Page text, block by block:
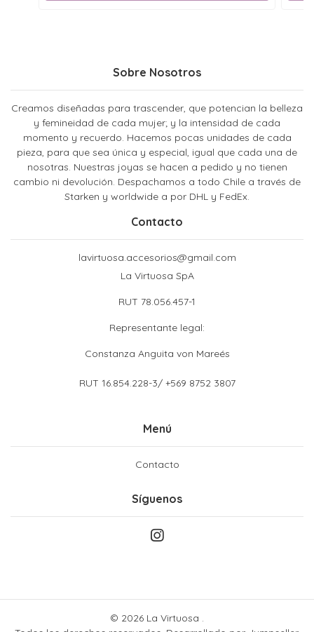
Sobre Nosotros
Creamos diseñadas para trascender, que potencian la belleza
y femineidad de cada mujer; y la intensidad de cada
momento y recuerdo. Hacemos pocas unidades de cada
pieza, para que sea única y especial, igual que cada una de
nosotras. Nuestras joyas se hacen a pedido y no tienen
cambio ni devolución. Despachamos a todo Chile a través de
Starken y worldwide a por DHL y FedEx.
Contacto
lavirtuosa.accesorios@gmail.com
La Virtuosa SpA
RUT 78.056.457-1
Representante legal:
Constanza Anguita von Mareés
RUT 16.854.228-3/ +569 8752 3807
Menú
Contacto
Síguenos
© 2026 La Virtuosa .